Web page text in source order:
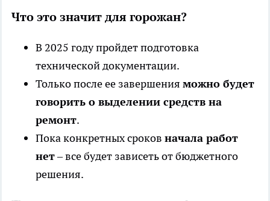
Что это значит для горожан?
В 2025 году пройдет подготовка
технической документации.
Только после ее завершения можно будет
говорить о выделении средств на
ремонт.
Пока конкретных сроков начала работ
нет– все будет зависеть от бюджетного
решения.